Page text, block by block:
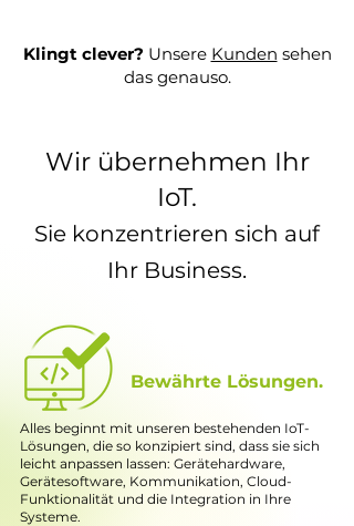
Klingt clever? Unsere Kunden sehen
das genauso.
Wir übernehmen Ihr
IoT.
Sie konzentrieren sich auf
Ihr Business.
Bewährte Lösungen.
Alles beginnt mit unseren bestehenden IoT-
Lösungen, die so konzipiert sind, dass sie sich
leicht anpassen lassen: Gerätehardware,
Gerätesoftware, Kommunikation, Cloud-
Funktionalität und die Integration in Ihre
Systeme.